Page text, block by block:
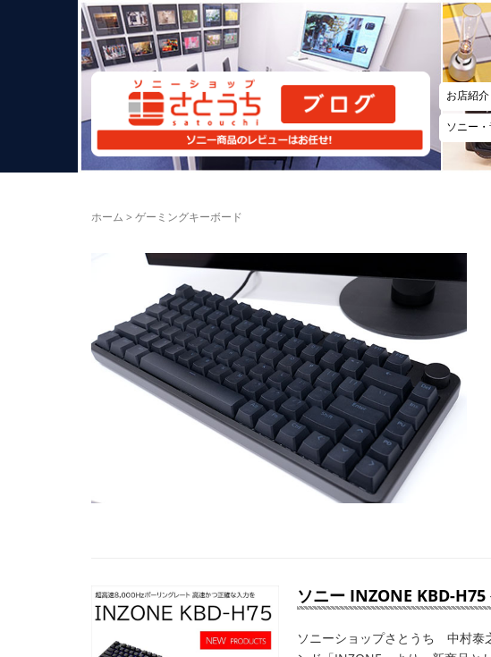
お店紹介
ソニー
ホーム > ゲーミングキーボード
ソニー INZONE KBD-
ソニーショップさとうち 中村泰